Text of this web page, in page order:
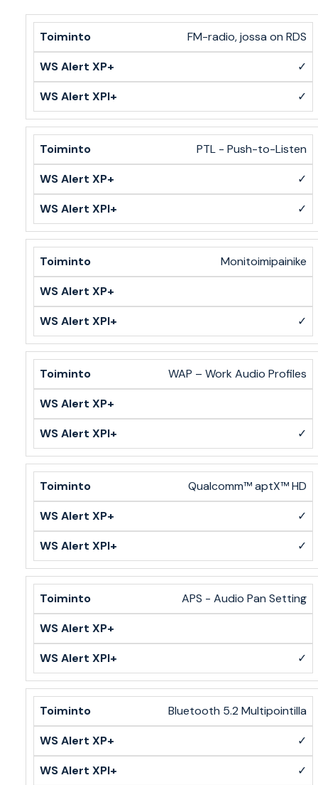
FM-radio, jossa on RDS
✓
✓
PTL - Push-to-Listen
✓
✓
Monitoimipainike
✓
WAP – Work Audio Profiles
✓
Qualcomm™ aptX™ HD
✓
✓
APS - Audio Pan Setting
✓
Bluetooth 5.2 Multipointilla
✓
✓